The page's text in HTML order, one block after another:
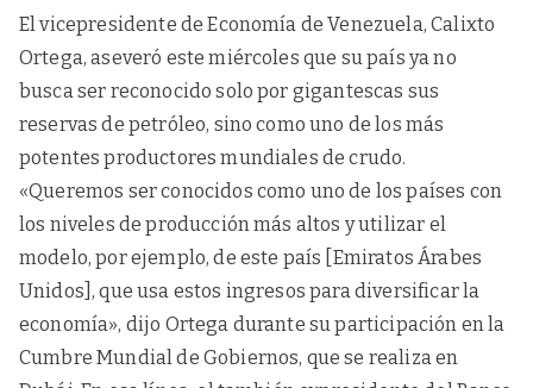
El vicepresidente de Economía de Venezuela, Calixto
Ortega, aseveró este miércoles que su país ya no
busca ser reconocido solo por gigantescas sus
reservas de petróleo, sino como uno de los más
potentes productores mundiales de crudo.
«Queremos ser conocidos como uno de los países con
los niveles de producción más altos y utilizar el
modelo, por ejemplo, de este país [Emiratos Árabes
Unidos], que usa estos ingresos para diversificar la
economía», dijo Ortega durante su participación en la
Cumbre Mundial de Gobiernos, que se realiza en